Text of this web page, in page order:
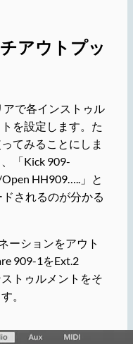
アウトプッ
アで各インストゥル
を設定します。た
てみることにしま
「Kick 909-
HH909…..」と
されるのが分かる
ーションをアウト
909-1をExt.2
トゥルメントをそ
。